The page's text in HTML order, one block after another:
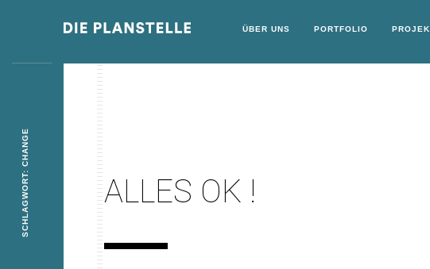
ÜBER UNS PORTFOLIO
ALLES OK !
SCHLAGWORT: CHANGE